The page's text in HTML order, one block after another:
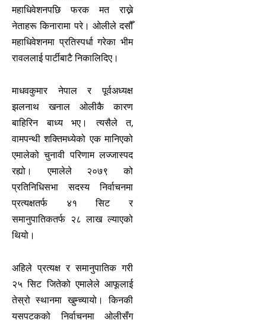
महाधिवेशनपछि फरक मत राख्ने
नेताहरू किनारामा परे। ओलीले दसौँ
महाधिवेशनमा प्रतिस्पर्धा गरेका भीम
रावललाई पार्टीबाटै निकालिदिए।
माधवकुमार नेपाल र पूर्वअध्यक्ष
झलनाथ खनाल ओलीकै कारण
बाहिरिन बाध्य भए। त्यसैले त,
वामपन्थी शक्तिमध्येको एक मानिएको
एमालेको चुनावी परिणाम लज्जास्पद
रह्यो। एमालेले २०७९ को
प्रतिनिधिसभा सदस्य निर्वाचनमा
प्रत्यक्षतर्फ ४१ सिट र
समानुपातिकतर्फ २८ लाख ल्याएको
थियो।
अहिले प्रत्यक्ष र समानुपातिक गरी
२५ सिट जितेको एमालेले आफूलाई
तेस्रो स्थानमा खुम्च्यायो। किनकी
यसपटकको निर्वाचनमा ओलीसँग